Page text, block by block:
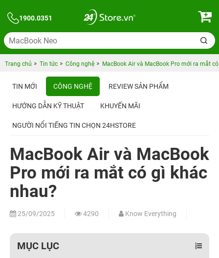
1900.0351
Trang chủ Tin tức Công nghệ MacBook Air và MacBook Pro mới ra mắt
TIN MỚI CÔNG NGHỆ REVIEW SẢN PHẨM
HƯỚNG DẪN KỸ THUẬT KHUYẾN MÃI
NGƯỜI NỔI TIẾNG TIN CHỌN 24HSTORE
MacBook Air và MacBook
Pro mới ra mắt có gì khác
nhau?
25/09/2025 4290 Know Everything
MỤC LỤC